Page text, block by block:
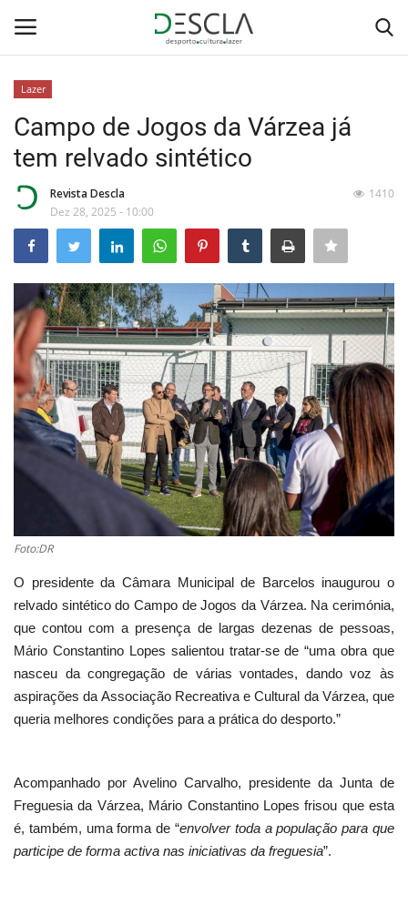
Home
...by Descla
Desporto
Contactos
Sobre Nós
Educação
Estatuto Editorial
Saúde
Ficha técnica
Cultura
Lazer
Ambiente
Lazer
Campo de Jogos da Várzea já
tem relvado sintético
Revista Descla
Dez 28, 2025 - 10:00
1410
Foto:DR
O presidente da Câmara Municipal de Barcelos inaugurou o
relvado sintético do Campo de Jogos da Várzea. Na cerimónia,
que contou com a presença de largas dezenas de pessoas,
Mário Constantino Lopes salientou tratar-se de “uma obra que
nasceu da congregação de várias vontades, dando voz às
aspirações da Associação Recreativa e Cultural da Várzea, que
queria melhores condições para a prática do desporto.”
Acompanhado por Avelino Carvalho, presidente da Junta de
Freguesia da Várzea, Mário Constantino Lopes frisou que esta
é, também, uma forma de “envolver toda a população para que
participe de forma activa nas iniciativas da freguesia”.